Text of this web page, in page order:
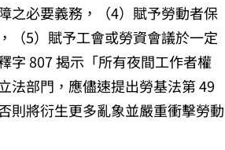
之必要義務，（4）賦予勞動者保
（5）賦予工會或勞資會議於一定
字 807 揭示「所有夜間工作者權
法部門，應儘速提出勞基法第 49
則將衍生更多亂象並嚴重衝擊勞動